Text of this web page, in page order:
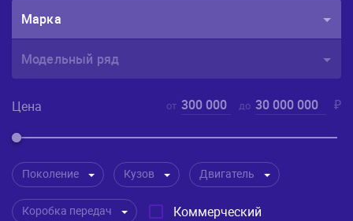
Марка
Модельный ряд
Цена от 300 000 до 30 000 000 ₽
Поколение Кузов Двигатель
Коробка передач Коммерческий